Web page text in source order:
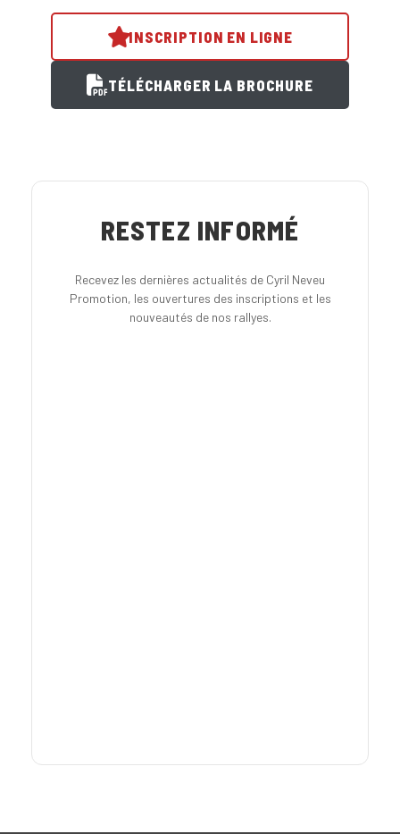
INSCRIPTION EN LIGNE
TÉLÉCHARGER LA BROCHURE
RESTEZ INFORMÉ
Recevez les dernières actualités de Cyril Neveu
Promotion, les ouvertures des inscriptions et les
nouveautés de nos rallyes.